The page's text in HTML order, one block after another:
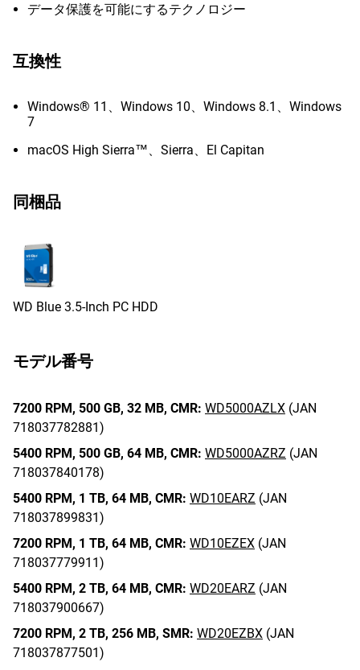
データ保護を可能にするテクノロジー
互換性
Windows® 11、Windows 10、Windows 8.1、Windows
7
macOS High Sierra™、Sierra、El Capitan
同梱品
WD Blue 3.5-Inch PC HDD
モデル番号
7200 RPM, 500 GB, 32 MB, CMR: WD5000AZLX (JAN
718037782881)
5400 RPM, 500 GB, 64 MB, CMR: WD5000AZRZ (JAN
718037840178)
5400 RPM, 1 TB, 64 MB, CMR: WD10EARZ (JAN
718037899831)
7200 RPM, 1 TB, 64 MB, CMR: WD10EZEX (JAN
718037779911)
5400 RPM, 2 TB, 64 MB, CMR: WD20EARZ (JAN
718037900667)
7200 RPM, 2 TB, 256 MB, SMR: WD20EZBX (JAN
718037877501)